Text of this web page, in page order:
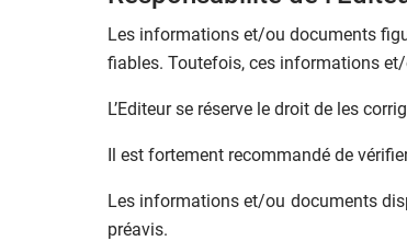
Les informations et/ou documents
fiables. Toutefois, ces informations
L’Editeur se réserve le droit de les
Il est fortement recommandé de
Les informations et/ou documents
préavis.